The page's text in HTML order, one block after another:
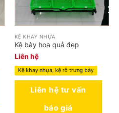
KỆ KHAY NHỰA
Kệ bày hoa quả đẹp
Liên hệ
Kệ khay nhựa, kệ rỗ trưng bày
Liên hệ tư vấn
báo giá